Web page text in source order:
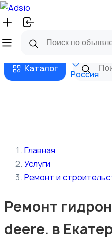
Русский
Бизнес тарифы
Каталог
Россия
Главная
Услуги
Ремонт и
Ремонт
deere. в